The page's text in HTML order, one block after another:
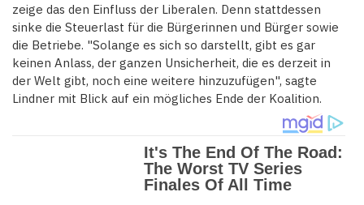
zeige das den Einfluss der Liberalen. Denn stattdessen
sinke die Steuerlast für die Bürgerinnen und Bürger sowie
die Betriebe. "Solange es sich so darstellt, gibt es gar
keinen Anlass, der ganzen Unsicherheit, die es derzeit in
der Welt gibt, noch eine weitere hinzuzufügen", sagte
Lindner mit Blick auf ein mögliches Ende der Koalition.